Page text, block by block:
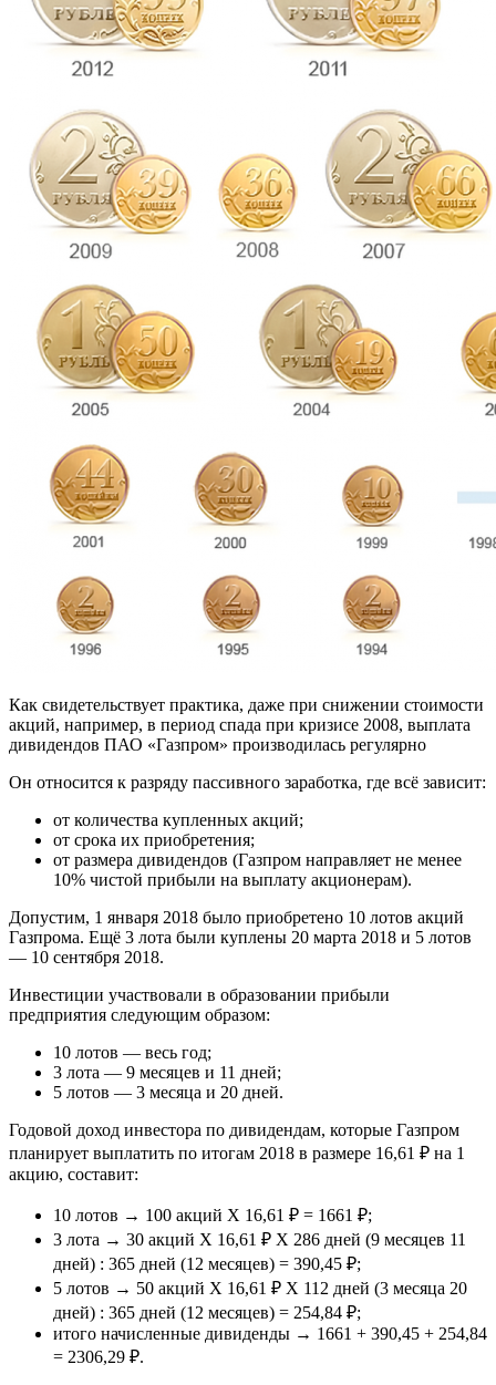
Как свидетельствует практика, даже при снижении стоимости
акций, например, в период спада при кризисе 2008, выплата
дивидендов ПАО «Газпром» производилась регулярно
Он относится к разряду пассивного заработка, где всё зависит:
от количества купленных акций;
от срока их приобретения;
от размера дивидендов (Газпром направляет не менее
10% чистой прибыли на выплату акционерам).
Допустим, 1 января 2018 было приобретено 10 лотов акций
Газпрома. Ещё 3 лота были куплены 20 марта 2018 и 5 лотов
— 10 сентября 2018.
Инвестиции участвовали в образовании прибыли
предприятия следующим образом:
10 лотов — весь год;
3 лота — 9 месяцев и 11 дней;
5 лотов — 3 месяца и 20 дней.
Годовой доход инвестора по дивидендам, которые Газпром
планирует выплатить по итогам 2018 в размере 16,61 ₽ на 1
акцию, составит:
10 лотов → 100 акций Х 16,61 ₽ = 1661 ₽;
3 лота → 30 акций Х 16,61 ₽ Х 286 дней (9 месяцев 11
дней) : 365 дней (12 месяцев) = 390,45 ₽;
5 лотов → 50 акций Х 16,61 ₽ Х 112 дней (3 месяца 20
дней) : 365 дней (12 месяцев) = 254,84 ₽;
итого начисленные дивиденды → 1661 + 390,45 + 254,84
= 2306,29 ₽.